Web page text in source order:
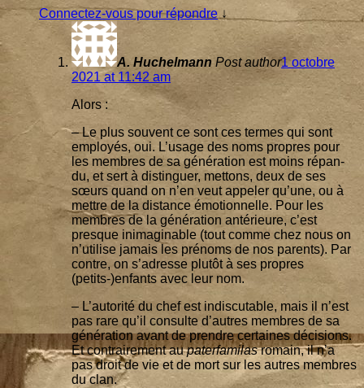
Connectez-vous pour répondre ↓
A. Huchelmann Post author1 octobre
2021 at 11:42 am
Alors :
– Le plus sou­vent ce sont ces termes qui sont
employés, oui. L’u­sage des noms propres pour
les membres de sa géné­ra­tion est moins répan­
du, et sert à dis­tin­guer, met­tons, deux de ses
sœurs quand on n’en veut appe­ler qu’une, ou à
mettre de la dis­tance émo­tion­nelle. Pour les
membres de la géné­ra­tion anté­rieure, c’est
presque inima­gi­nable (tout comme chez nous on
n’u­ti­lise jamais les pré­noms de nos parents). Par
contre, on s’a­dresse plu­tôt à ses propres
(petits-)enfants avec leur nom.
– L’au­to­ri­té du chef est indis­cu­table, mais il n’est
pas rare qu’il consulte d’autres membres de sa
géné­ra­tion avant de prendre cer­taines déci­sions.
Et contrai­re­ment aupater­fa­mi­lasromain, il n’a
pas droit de vie et de mort sur les autres membres
du clan.